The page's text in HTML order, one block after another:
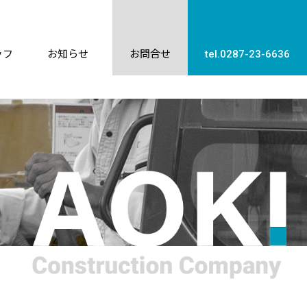
お知らせ お問合せ tel.0287-23-6636